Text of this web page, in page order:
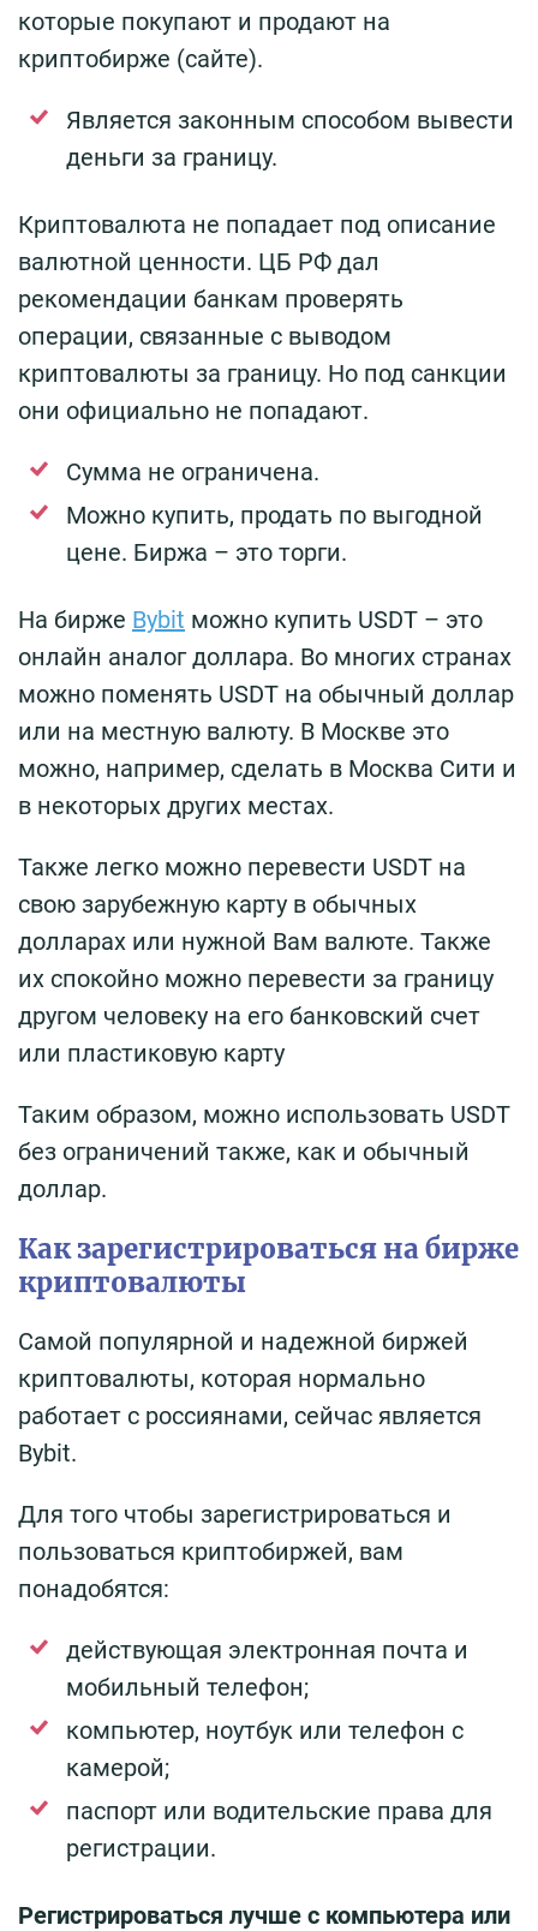
которые покупают и продают на
криптобирже (сайте).
Является законным способом вывести
деньги за границу.
Криптовалюта не попадает под описание
валютной ценности. ЦБ РФ дал
рекомендации банкам проверять
операции, связанные с выводом
криптовалюты за границу. Но под санкции
они официально не попадают.
Сумма не ограничена.
Можно купить, продать по выгодной
цене. Биржа – это торги.
На бирже Bybit можно купить USDT – это
онлайн аналог доллара. Во многих странах
можно поменять USDT на обычный доллар
или на местную валюту. В Москве это
можно, например, сделать в Москва Сити и
в некоторых других местах.
Также легко можно перевести USDT на
свою зарубежную карту в обычных
долларах или нужной Вам валюте. Также
их спокойно можно перевести за границу
другом человеку на его банковский счет
или пластиковую карту
Таким образом, можно использовать USDT
без ограничений также, как и обычный
доллар.
Как зарегистрироваться на бирже
криптовалюты
Самой популярной и надежной биржей
криптовалюты, которая нормально
работает с россиянами, сейчас является
Bybit.
Для того чтобы зарегистрироваться и
пользоваться криптобиржей, вам
понадобятся:
действующая электронная почта и
мобильный телефон;
компьютер, ноутбук или телефон с
камерой;
паспорт или водительские права для
регистрации.
Регистрироваться лучше с компьютера или